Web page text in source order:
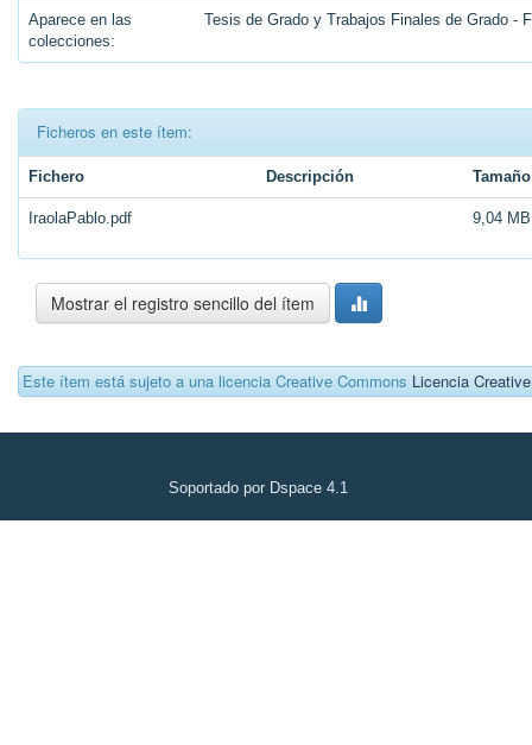
Aparece en las
colecciones:
Tesis de Grado y Trabajos Finales de Grado -
Ficheros en este ítem:
Fichero Descripción Tamaño
IraolaPablo.pdf 9,04 MB
Mostrar el registro sencillo del ítem
Este ítem está sujeto a una licencia Creative Commons Licencia
Soportado por Dspace 4.1